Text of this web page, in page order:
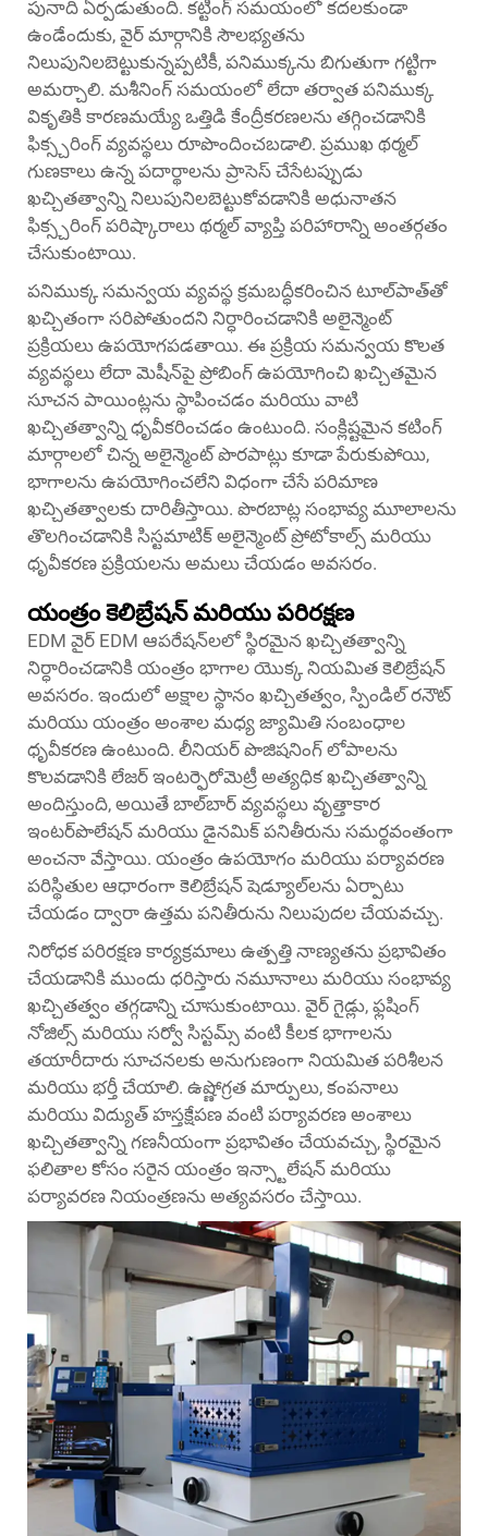
పునాది ఏర్పడుతుంది. కట్టింగ్ సమయంలో కదలకుండా
ఉండేందుకు, వైర్ మార్గానికి సౌలభ్యతను
నిలుపునిలబెట్టుకున్నప్పటికీ, పనిముక్కను బిగుతుగా గట్టిగా
అమర్చాలి. మశీనింగ్ సమయంలో లేదా తర్వాత పనిముక్క
వికృతికి కారణమయ్యే ఒత్తిడి కేంద్రీకరణలను తగ్గించడానికి
ఫిక్స్చరింగ్ వ్యవస్థలు రూపొందించబడాలి. ప్రముఖ థర్మల్
గుణకాలు ఉన్న పదార్థాలను ప్రాసెస్ చేసేటప్పుడు
ఖచ్చితత్వాన్ని నిలుపునిలబెట్టుకోవడానికి అధునాతన
ఫిక్స్చరింగ్ పరిష్కారాలు థర్మల్ వ్యాప్తి పరిహారాన్ని అంతర్గతం
చేసుకుంటాయి.
పనిముక్క సమన్వయ వ్యవస్థ క్రమబద్ధీకరించిన టూల్‌పాత్‌తో
ఖచ్చితంగా సరిపోతుందని నిర్ధారించడానికి అలైన్మెంట్
ప్రక్రియలు ఉపయోగపడతాయి. ఈ ప్రక్రియ సమన్వయ కొలత
వ్యవస్థలు లేదా మెషీన్‌పై ప్రోబింగ్ ఉపయోగించి ఖచ్చితమైన
సూచన పాయింట్లను స్థాపించడం మరియు వాటి
ఖచ్చితత్వాన్ని ధృవీకరించడం ఉంటుంది. సంక్లిష్టమైన కటింగ్
మార్గాలలో చిన్న అలైన్మెంట్ పొరపాట్లు కూడా పేరుకుపోయి,
భాగాలను ఉపయోగించలేని విధంగా చేసే పరిమాణ
ఖచ్చితత్వాలకు దారితీస్తాయి. పొరబాట్ల సంభావ్య మూలాలను
తొలగించడానికి సిస్టమాటిక్ అలైన్మెంట్ ప్రోటోకాల్స్ మరియు
ధృవీకరణ ప్రక్రియలను అమలు చేయడం అవసరం.
యంత్రం కెలిబ్రేషన్ మరియు పరిరక్షణ
EDM వైర్ EDM ఆపరేషన్‌లలో స్థిరమైన ఖచ్చితత్వాన్ని
నిర్ధారించడానికి యంత్రం భాగాల యొక్క నియమిత కెలిబ్రేషన్
అవసరం. ఇందులో అక్షాల స్థానం ఖచ్చితత్వం, స్పిండిల్ రనౌట్
మరియు యంత్రం అంశాల మధ్య జ్యామితి సంబంధాల
ధృవీకరణ ఉంటుంది. లీనియర్ పొజిషనింగ్ లోపాలను
కొలవడానికి లేజర్ ఇంటర్ఫెరోమెట్రీ అత్యధిక ఖచ్చితత్వాన్ని
అందిస్తుంది, అయితే బాల్‌బార్ వ్యవస్థలు వృత్తాకార
ఇంటర్‌పొలేషన్ మరియు డైనమిక్ పనితీరును సమర్థవంతంగా
అంచనా వేస్తాయి. యంత్రం ఉపయోగం మరియు పర్యావరణ
పరిస్థితుల ఆధారంగా కెలిబ్రేషన్ షెడ్యూల్‌లను ఏర్పాటు
చేయడం ద్వారా ఉత్తమ పనితీరును నిలుపుదల చేయవచ్చు.
నిరోధక పరిరక్షణ కార్యక్రమాలు ఉత్పత్తి నాణ్యతను ప్రభావితం
చేయడానికి ముందు ధరిస్తారు నమూనాలు మరియు సంభావ్య
ఖచ్చితత్వం తగ్గడాన్ని చూసుకుంటాయి. వైర్ గైడ్లు, ఫ్లషింగ్
నోజిల్స్ మరియు సర్వో సిస్టమ్స్ వంటి కీలక భాగాలను
తయారీదారు సూచనలకు అనుగుణంగా నియమిత పరిశీలన
మరియు భర్తీ చేయాలి. ఉష్ణోగ్రత మార్పులు, కంపనాలు
మరియు విద్యుత్ హస్తక్షేపణ వంటి పర్యావరణ అంశాలు
ఖచ్చితత్వాన్ని గణనీయంగా ప్రభావితం చేయవచ్చు, స్థిరమైన
ఫలితాల కోసం సరైన యంత్రం ఇన్స్టాలేషన్ మరియు
పర్యావరణ నియంత్రణను అత్యవసరం చేస్తాయి.